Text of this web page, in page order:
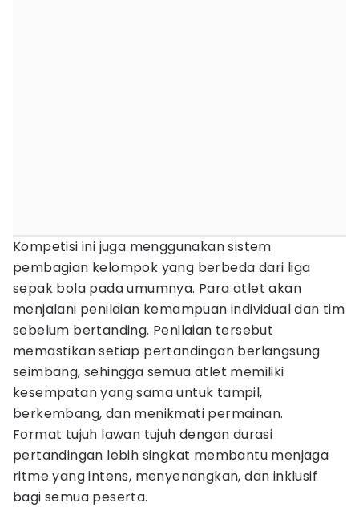
Kompetisi ini juga menggunakan sistem
pembagian kelompok yang berbeda dari liga
sepak bola pada umumnya. Para atlet akan
menjalani penilaian kemampuan individual dan tim
sebelum bertanding. Penilaian tersebut
memastikan setiap pertandingan berlangsung
seimbang, sehingga semua atlet memiliki
kesempatan yang sama untuk tampil,
berkembang, dan menikmati permainan.
Format tujuh lawan tujuh dengan durasi
pertandingan lebih singkat membantu menjaga
ritme yang intens, menyenangkan, dan inklusif
bagi semua peserta.